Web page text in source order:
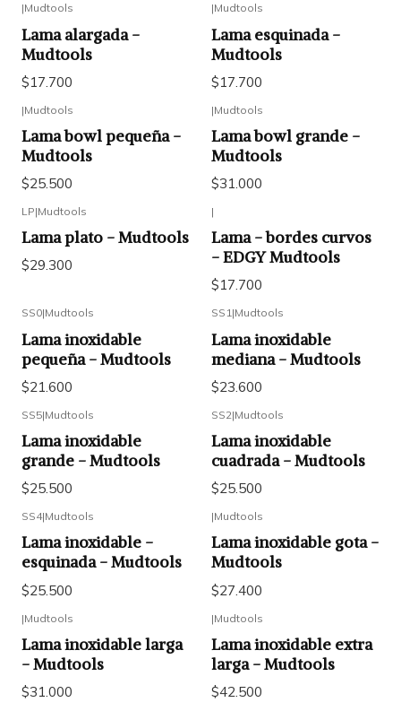
|Mudtools
Lama alargada -
Mudtools
$17.700
|Mudtools
Lama esquinada -
Mudtools
$17.700
|Mudtools
Lama bowl pequeña -
Mudtools
$25.500
|Mudtools
Lama bowl grande -
Mudtools
$31.000
LP|Mudtools
Lama plato - Mudtools
$29.300
|
Lama - bordes curvos
- EDGY Mudtools
$17.700
SS0|Mudtools
Lama inoxidable
pequeña - Mudtools
$21.600
SS1|Mudtools
Lama inoxidable
mediana - Mudtools
$23.600
SS5|Mudtools
Lama inoxidable
grande - Mudtools
$25.500
SS2|Mudtools
Lama inoxidable
cuadrada - Mudtools
$25.500
SS4|Mudtools
Lama inoxidable -
esquinada - Mudtools
$25.500
|Mudtools
Lama inoxidable gota -
Mudtools
$27.400
|Mudtools
Lama inoxidable larga
- Mudtools
$31.000
|Mudtools
Lama inoxidable extra
larga - Mudtools
$42.500